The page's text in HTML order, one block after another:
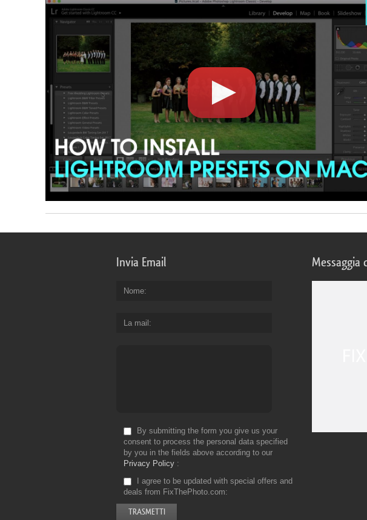
Invia Email
Nome
La mail
By submitting the form you give us your
consent to process the personal data specified
by you in the fields above according to our
Privacy Policy
I agree to be updated with special offers and
deals from FixThePhoto.com
Messaggia